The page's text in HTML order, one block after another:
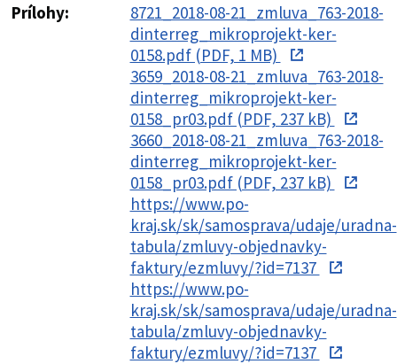
Prílohy:
8721_2018-08-21_zmluva_763-2018-
dinterreg_mikroprojekt-ker-
0158.pdf (PDF, 1 MB)
3659_2018-08-21_zmluva_763-2018-
dinterreg_mikroprojekt-ker-
0158_pr03.pdf (PDF, 237 kB)
3660_2018-08-21_zmluva_763-2018-
dinterreg_mikroprojekt-ker-
0158_pr03.pdf (PDF, 237 kB)
https://www.po-
kraj.sk/sk/samosprava/udaje/uradna-
tabula/zmluvy-objednavky-
faktury/ezmluvy/?id=7137
https://www.po-
kraj.sk/sk/samosprava/udaje/uradna-
tabula/zmluvy-objednavky-
faktury/ezmluvy/?id=7137